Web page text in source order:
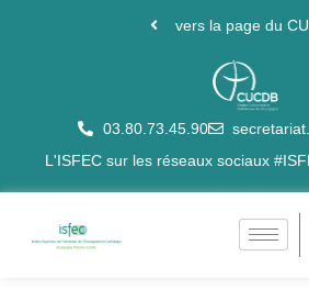
vers la page du
03.80.73.45.90
L'ISFEC sur les réseaux sociaux